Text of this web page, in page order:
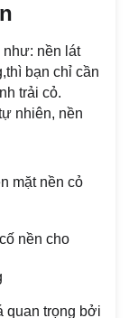
nền lát
bạn chỉ cần
trải cỏ.
nhiên, nền
mặt nền cỏ
nền cho
quan trọng bởi